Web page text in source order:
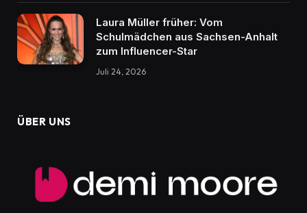
Laura Müller früher: Vom
Schulmädchen aus Sachsen-Anhalt
zum Influencer-Star
Juli 24, 2026
ÜBER UNS